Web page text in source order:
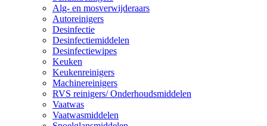
Alg- en mosverwijderaars
Autoreinigers
Desinfectie
Desinfectiemiddelen
Desinfectiewipes
Keuken
Keukenreinigers
Machinereinigers
RVS reinigers/ Onderhoudsmiddelen
Vaatwas
Vaatwasmiddelen